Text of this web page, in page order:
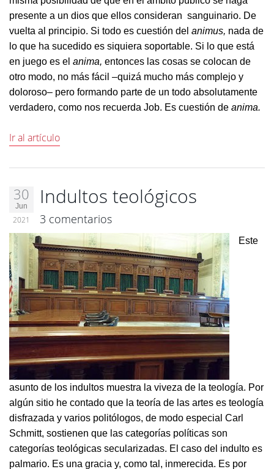
presente a un dios que ellos consideran sanguinario. De
vuelta al principio. Si todo es cuestión del animus, nada de
lo que ha sucedido es siquiera soportable. Si lo que está
en juego es el anima, entonces las cosas se colocan de
otro modo, no más fácil –quizá mucho más complejo y
doloroso– pero formando parte de un todo absolutamente
verdadero, como nos recuerda Job. Es cuestión de anima.
Ir al artículo
30
Jun
2021
Indultos teológicos
3 comentarios
Este
asunto de los indultos muestra la viveza de la teología. Por
algún sitio he contado que la teoría de las artes es teología
disfrazada y varios politólogos, de modo especial Carl
Schmitt, sostienen que las categorías políticas son
categorías teológicas secularizadas. El caso del indulto es
palmario. Es una gracia y, como tal, inmerecida. Es por